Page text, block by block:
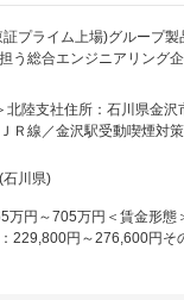
の定める業務
時間をとれることも特徴
して見る
めほどよく現場に行きなが
れる
ロジェクトで数年集中と
プロジェクトに関わるこ
数を増やせより高い技術力
証プライム上場)グループ
う総合エンジニアリング
全プラント技術のエンジ
共上下水道の施工管理を
備等の現場施工管理業務
管理、工事関係書類作成
プライム上場)グループ製
う総合エンジニアリング企
北陸支社住所：石川県金
Ｒ線／金沢駅受動喫煙対策
支店住所：石川県七尾市本
全面禁煙変更の範囲：会社
石川県)
万円～705万円＜賃金形態
229,800円～276,600円そ